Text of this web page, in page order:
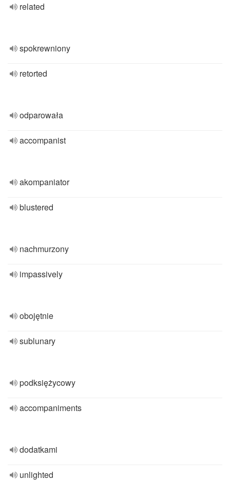
related
spokrewniony
retorted
odparowała
accompanist
akompaniator
blustered
nachmurzony
impassively
obojętnie
sublunary
podksiężycowy
accompaniments
dodatkami
unlighted